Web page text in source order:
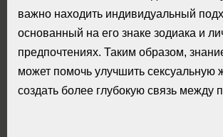
важно находить индивидуальный
основанный на его знаке зодиака и
предпочтениях. Таким образом,
может помочь улучшить сексуальную
создать более глубокую связь между